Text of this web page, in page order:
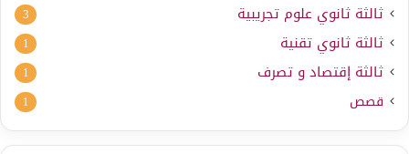
ثالثة ثانوي علوم تجريبية 3
ثالثة ثانوي تقنية 1
ثالثة إقتصاد و تصرف 1
قصص 1